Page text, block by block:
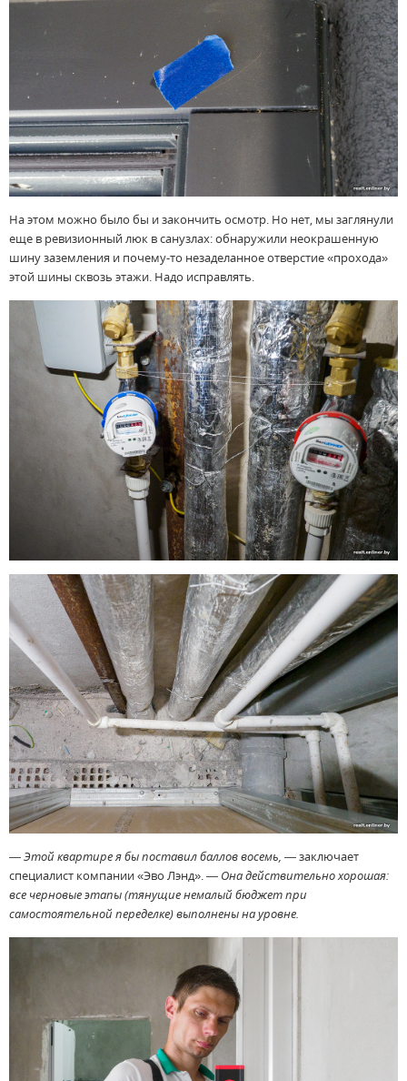
На этом можно было бы и закончить осмотр. Но нет, мы заглянули
еще в ревизионный люк в санузлах: обнаружили неокрашенную
шину заземления и почему-то незаделанное отверстие «прохода»
этой шины сквозь этажи. Надо исправлять.
— Этой квартире я бы поставил баллов восемь, — заключает
специалист компании «Эво Лэнд». — Она действительно хорошая:
все черновые этапы (тянущие немалый бюджет при
самостоятельной переделке) выполнены на уровне.